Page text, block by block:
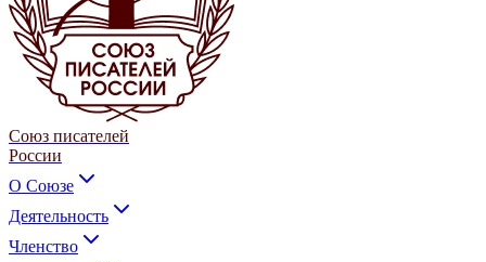
Союз писателей
России
О Союзе
Деятельность
Членство